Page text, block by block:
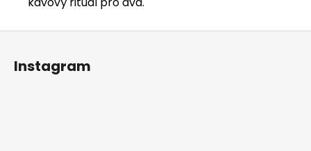
Z
Instagram